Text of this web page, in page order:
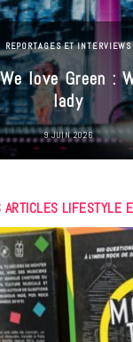
REPORTAGES ET INTERVIEWS
love Green :
lady
9 JUIN 2026
ARTICLES LIFESTYLE